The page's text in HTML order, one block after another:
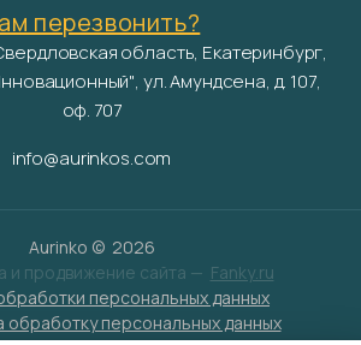
перезвонить?
область, Екатеринбург,
ул. Амундсена, д. 107,
оф. 707
info@aurinkos.com
Aurinko © 2026
и продвижение сайта — Fanky.ru
персональных данных
обработку персональных данных